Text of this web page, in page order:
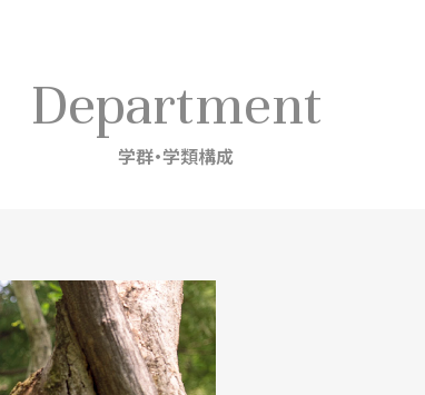
Department
学群・学類構成